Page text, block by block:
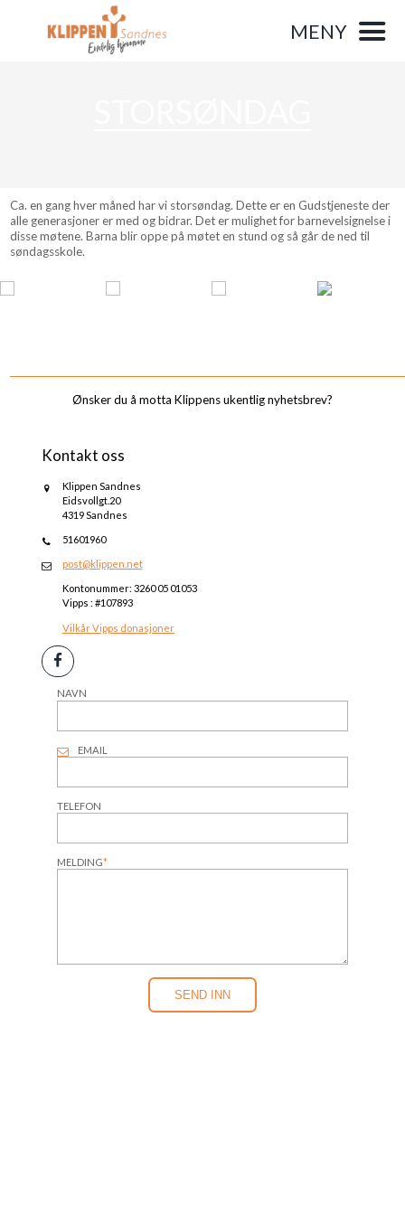
MENY
Ca. en gang hver måned har vi storsøndag. Dette er en Gudstjeneste der
alle generasjoner er med og bidrar. Det er mulighet for barnevelsignelse i
disse møtene. Barna blir oppe på møtet en stund og så går de ned til
søndagsskole.
Ønsker du å motta Klippens ukentlig nyhetsbrev?
Kontakt oss
Klippen Sandnes
Eidsvollgt.20
4319 Sandnes
51601960
post@klippen.net
Kontonummer: 3260 05 01053
Vipps : #107893
Vilkår Vipps donasjoner
NAVN
EMAIL
TELEFON
MELDING*